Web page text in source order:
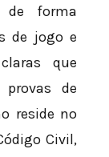
de forma
de jogo e
que
provas de
reside no
Civil,